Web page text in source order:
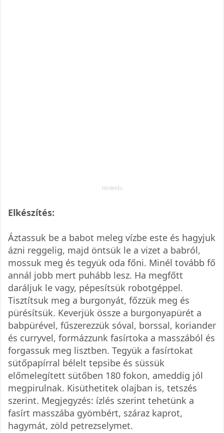
Elkészítés:
Áztassuk be a babot meleg vízbe este és hagyjuk
ázni reggelig, majd öntsük le a vizet a babról,
mossuk meg és tegyük oda főni. Minél tovább fő
annál jobb mert puhább lesz. Ha megfőtt
daráljuk le vagy, pépesítsük robotgéppel.
Tisztítsuk meg a burgonyát, főzzük meg és
pürésítsük. Keverjük össze a burgonyapürét a
babpürével, fűszerezzük sóval, borssal, koriander
és curryvel, formázzunk fasírtoka a masszából és
forgassuk meg lisztben. Tegyük a fasírtokat
sütőpapírral bélelt tepsibe és süssük
előmelegített sütőben 180 fokon, ameddig jól
megpirulnak. Kisüthetitek olajban is, tetszés
szerint. Megjegyzés: ízlés szerint tehetünk a
fasírt masszába gyömbért, száraz kaprot,
hagymát, zöld petrezselymet.